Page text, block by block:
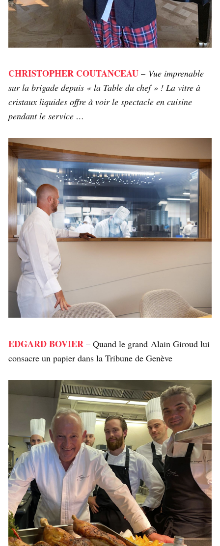
CHRISTOPHER COUTANCEAU – Vue imprenable
sur la brigade depuis « la Table du chef » ! La vitre à
cristaux liquides offre à voir le spectacle en cuisine
pendant le service …
EDGARD BOVIER – Quand le grand Alain Giroud lui
consacre un papier dans la Tribune de Genève